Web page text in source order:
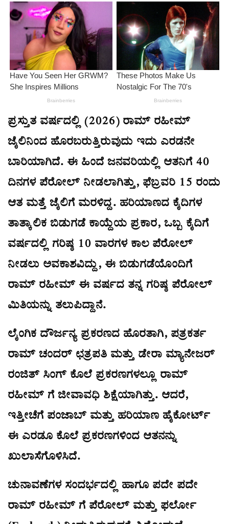
ಪ್ರಸ್ತುತ ವರ್ಷದಲ್ಲಿ (2026) ರಾಮ್ ರಹೀಮ್
ಜೈಲಿನಿಂದ ಹೊರಬರುತ್ತಿರುವುದು ಇದು ಎರಡನೇ
ಬಾರಿಯಾಗಿದೆ. ಈ ಹಿಂದೆ ಜನವರಿಯಲ್ಲಿ ಆತನಿಗೆ 40
ದಿನಗಳ ಪೆರೋಲ್ ನೀಡಲಾಗಿತ್ತು, ಫೆಬ್ರವರಿ 15 ರಂದು
ಆತ ಮತ್ತೆ ಜೈಲಿಗೆ ಮರಳಿದ್ದ. ಹರಿಯಾಣದ ಕೈದಿಗಳ
ತಾತ್ಕಾಲಿಕ ಬಿಡುಗಡೆ ಕಾಯ್ದೆಯ ಪ್ರಕಾರ, ಒಬ್ಬ ಕೈದಿಗೆ
ವರ್ಷದಲ್ಲಿ ಗರಿಷ್ಠ 10 ವಾರಗಳ ಕಾಲ ಪೆರೋಲ್
ನೀಡಲು ಅವಕಾಶವಿದ್ದು, ಈ ಬಿಡುಗಡೆಯೊಂದಿಗೆ
ರಾಮ್ ರಹೀಮ್ ಈ ವರ್ಷದ ತನ್ನ ಗರಿಷ್ಠ ಪೆರೋಲ್
ಮಿತಿಯನ್ನು ತಲುಪಿದ್ದಾನೆ.
ಲೈಂಗಿಕ ದೌರ್ಜನ್ಯ ಪ್ರಕರಣದ ಹೊರತಾಗಿ, ಪತ್ರಕರ್ತ
ರಾಮ್ ಚಂದರ್ ಛತ್ರಪತಿ ಮತ್ತು ಡೇರಾ ಮ್ಯಾನೇಜರ್
ರಂಜಿತ್ ಸಿಂಗ್ ಕೊಲೆ ಪ್ರಕರಣಗಳಲ್ಲೂ ರಾಮ್
ರಹೀಮ್‌ ಗೆ ಜೀವಾವಧಿ ಶಿಕ್ಷೆಯಾಗಿತ್ತು. ಆದರೆ,
ಇತ್ತೀಚೆಗೆ ಪಂಜಾಬ್ ಮತ್ತು ಹರಿಯಾಣ ಹೈಕೋರ್ಟ್
ಈ ಎರಡೂ ಕೊಲೆ ಪ್ರಕರಣಗಳಿಂದ ಆತನನ್ನು
ಖುಲಾಸೆಗೊಳಿಸಿದೆ.
ಚುನಾವಣೆಗಳ ಸಂದರ್ಭದಲ್ಲಿ ಹಾಗೂ ಪದೇ ಪದೇ
ರಾಮ್ ರಹೀಮ್‌ ಗೆ ಪೆರೋಲ್ ಮತ್ತು ಫರ್ಲೋ